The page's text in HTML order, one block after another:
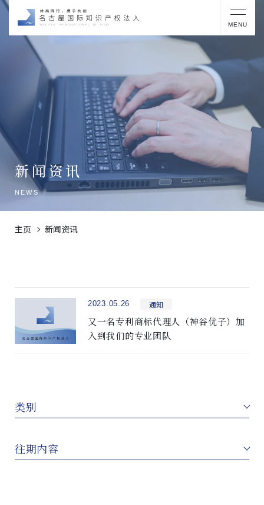
MENU
新闻资讯
NEWS
主页 新闻资讯
2023.05.26 通知
又一名专利商标代理人（神谷优子）加
入到我们的专业团队
类别
往期内容